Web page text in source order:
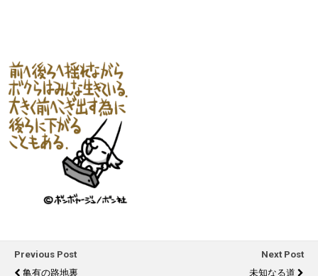
Previous Post
亀有の路地裏
Next Post
未知なる道